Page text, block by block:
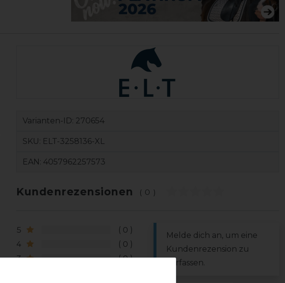
Varianten-ID: 270654
SKU: ELT-3258136-XL
EAN: 4057962257573
Kundenrezensionen (0)
5
0
4
0
3
0
Melde dich an, um eine
Kundenrezension zu
verfassen.